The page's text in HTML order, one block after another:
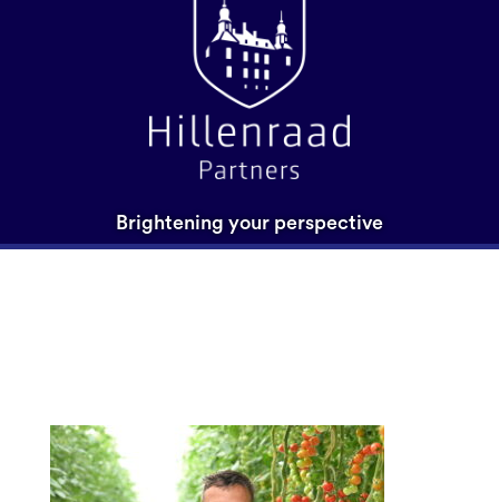
Brightening your perspective